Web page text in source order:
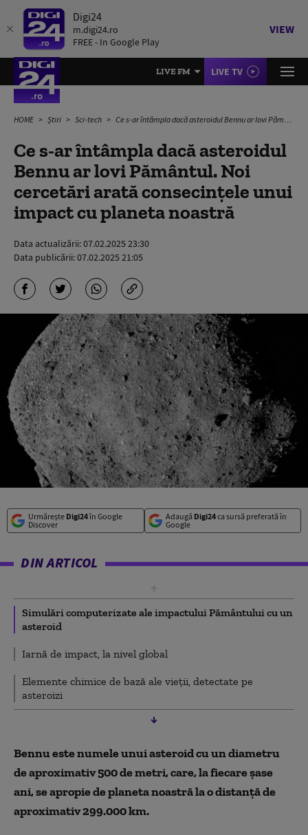
Digi24
m.digi24.ro
FREE - In Google Play
VIEW
LIVE FM LIVE TV
HOME Știri Sci-tech Ce s-ar întâmpla dacă asteroidul Bennu ar lovi Pământul. Noi cercetări arată consecințele unui impact cu planeta noastră
Ce s-ar întâmpla dacă asteroidul
Bennu ar lovi Pământul. Noi
cercetări arată consecințele unui
impact cu planeta noastră
Data actualizării:07.02.2025 23:30
Data publicării:07.02.2025 21:05
Urmărește Digi24în Google
Discover
Adaugă Digi24ca sursă preferată în
Google
DIN ARTICOL
Simulări computerizate ale impactului Pământului cu un
asteroid
Iarnă de impact, la nivel global
Elemente chimice de bază ale vieții, detectate pe
asteroizi
Bennu este numele unui asteroid cu un diametru
de aproximativ 500 de metri, care, la fiecare șase
ani, se apropie de planeta noastră la o distanță de
aproximativ 299.000 km.